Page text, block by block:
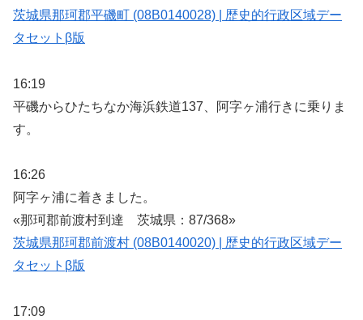
茨城県那珂郡平磯町 (08B0140028) | 歴史的行政区域デー
タセットβ版
16:19
平磯からひたちなか海浜鉄道137、阿字ヶ浦行きに乗りま
す。
16:26
阿字ヶ浦に着きました。
«那珂郡前渡村到達 茨城県：87/368»
茨城県那珂郡前渡村 (08B0140020) | 歴史的行政区域デー
タセットβ版
17:09